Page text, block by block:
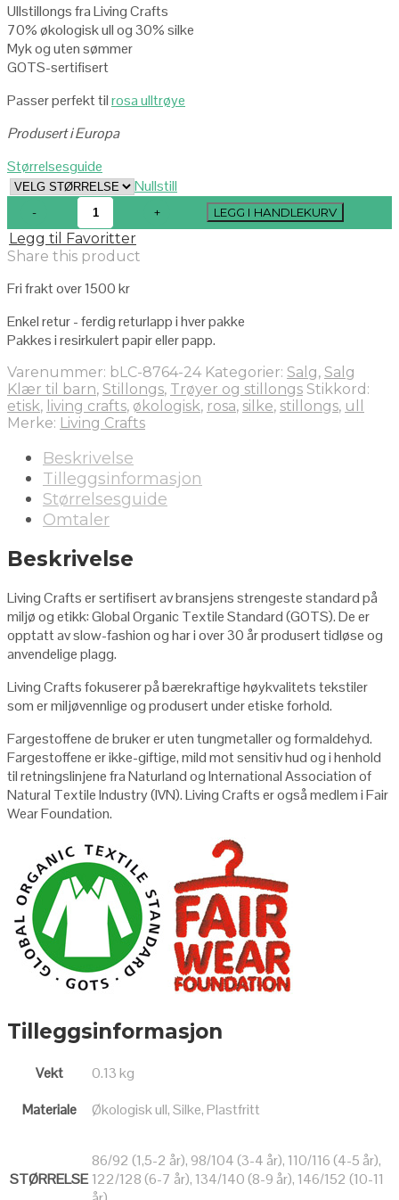
Ullstillongs fra Living Crafts
70% økologisk ull og 30% silke
Myk og uten sømmer
GOTS-sertifisert
Passer perfekt tilrosa ulltrøye
Produsert i Europa
Størrelsesguide
Nullstill
LEGG I HANDLEKURV
Legg til Favoritter
Share this product
Fri frakt over 1500 kr
Enkel retur - ferdig returlapp i hver pakke
Pakkes i resirkulert papir eller papp.
Varenummer: bLC-8764-24 Kategorier: Salg, Salg
Klær til barn, Stillongs, Trøyer og stillongs Stikkord:
etisk, living crafts, økologisk, rosa, silke, stillongs, ull
Merke: Living Crafts
Beskrivelse
Tilleggsinformasjon
Størrelsesguide
Omtaler
Beskrivelse
Living Crafts er sertifisert av bransjens strengeste standard på
miljø og etikk: Global Organic Textile Standard (GOTS). De er
opptatt av slow-fashion og har i over 30 år produsert tidløse og
anvendelige plagg.
Living Crafts fokuserer på bærekraftige høykvalitets tekstiler
som er miljøvennlige og produsert under etiske forhold.
Fargestoffene de bruker er uten tungmetaller og formaldehyd.
Fargestoffene er ikke-giftige, mild mot sensitiv hud og i henhold
til retningslinjene fra Naturland og International Association of
Natural Textile Industry (IVN). Living Crafts er også medlem i Fair
Wear Foundation.
Tilleggsinformasjon
Vekt
0.13 kg
Materiale
Økologisk ull, Silke, Plastfritt
STØRRELSE
86/92 (1,5-2 år), 98/104 (3-4 år), 110/116 (4-5 år),
122/128 (6-7 år), 134/140 (8-9 år), 146/152 (10-11